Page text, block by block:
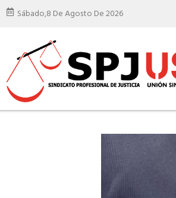
Sábado,8 De Agosto De 2026